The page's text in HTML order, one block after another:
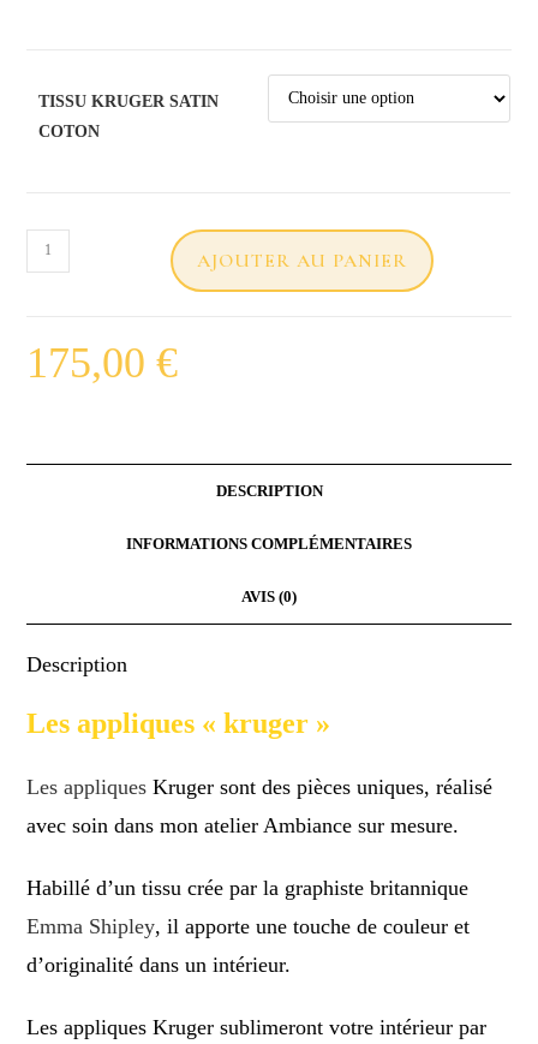
TISSU KRUGER SATIN
COTON
AJOUTER AU PANIER
175,00€
DESCRIPTION
INFORMATIONS COMPLÉMENTAIRES
AVIS (0)
Description
Les appliques « kruger »
Les appliques Kruger sont des pièces uniques, réalisé
avec soin dans mon atelier Ambiance sur mesure.
Habillé d’un tissu crée par la graphiste britannique
Emma Shipley, il apporte une touche de couleur et
d’originalité dans un intérieur.
Les appliques Kruger sublimeront votre intérieur par